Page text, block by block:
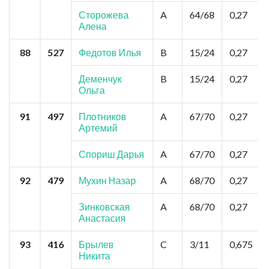
Сторожева
Алена
A 64/68 0,27
88 527 Федотов Илья B 15/24 0,27
Деменчук
Ольга
B 15/24 0,27
91 497
Плотников
Артемий
A 67/70 0,27
Спориш Дарья A 67/70 0,27
92 479 Мухин Назар A 68/70 0,27
Зинковская
Анастасия
A 68/70 0,27
93 416
Брылев
Никита
C 3/11 0,675